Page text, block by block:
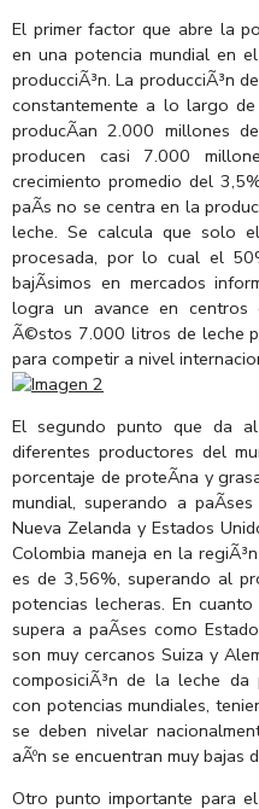
El primer factor que abre la
en una potencia mundial en
producciÃ³n. La producciÃ³n
constantemente a lo largo
producÃ­an 2.000 millones
producen casi 7.000
crecimiento promedio del
paÃ­s no se centra en la
leche. Se calcula que solo
procesada, por lo cual el
bajÃ­simos en mercados
logra un avance en centros
Ã©stos 7.000 litros de leche
para competir a nivel
El segundo punto que da
diferentes productores del
porcentaje de proteÃ­na y
mundial, superando a
Nueva Zelanda y Estados
Colombia maneja en la
es de 3,56%, superando al
potencias lecheras. En
supera a paÃ­ses como
son muy cercanos Suiza y
composiciÃ³n de la leche da
con potencias mundiales,
se deben nivelar
aÃºn se encuentran muy bajas
Otro punto importante para